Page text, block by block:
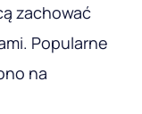
zachować
Popularne
na